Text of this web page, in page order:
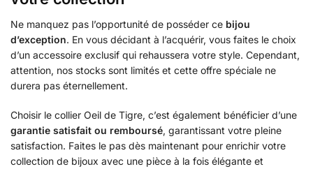
Ne manquez pas l’opportunité de posséder ce bijou
d’exception. En vous décidant à l’acquérir, vous faites le choix
d’un accessoire exclusif qui rehaussera votre style. Cependant,
attention, nos stocks sont limités et cette offre spéciale ne
durera pas éternellement.
Choisir le collier Oeil de Tigre, c’est également bénéficier d’une
garantie satisfait ou remboursé, garantissant votre pleine
satisfaction. Faites le pas dès maintenant pour enrichir votre
collection de bijoux avec une pièce à la fois élégante et